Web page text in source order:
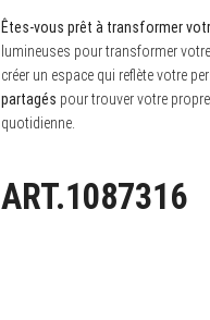
Êtes-vous prêt à transformer
lumineuses pour transformer
créer un espace qui reflète votre
partagés pour trouver votre
quotidienne.
ART.1087316